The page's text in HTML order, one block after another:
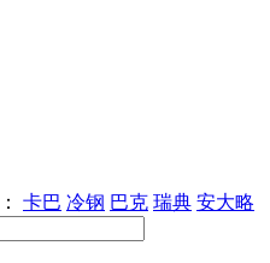
： 卡巴 冷钢 巴克 瑞典 安大略